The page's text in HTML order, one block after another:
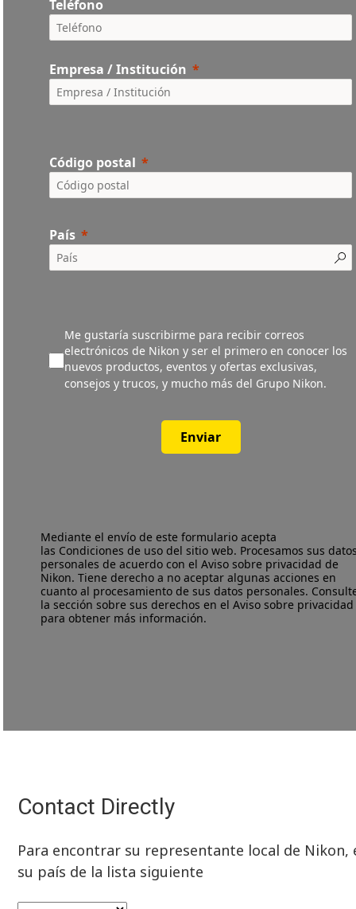
Teléfono
Empresa / Institución
Código postal
País
Me gustaría suscribirme para recibir correos
electrónicos de Nikon y ser el primero en conocer los
nuevos productos, eventos y ofertas exclusivas,
consejos y trucos, y mucho más del Grupo Nikon.
Enviar
Mediante el envío de este formulario acepta
las Condiciones de uso del sitio web. Procesamos sus
personales de acuerdo con elAviso sobre privacidad de
Nikon. Tiene derecho a no aceptar algunas acciones en
cuanto al procesamiento de sus datos personales.
la sección sobre sus derechos en el Aviso sobre privacidad
para obtener más información.
Contact Directly
Para encontrar su representante local de Nikon,
su país de la lista siguiente